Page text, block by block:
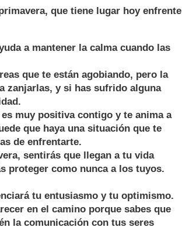
que tiene lugar hoy enfrente
a mantener la calma cuando las
que te están agobiando, pero la
zanjarlas, y si has sufrido alguna
muy positiva contigo y te anima a
que haya una situación que te
de enfrentarte.
sentirás que llegan a tu vida
proteger como nunca a los tuyos.
tu entusiasmo y tu optimismo.
en el camino porque sabes que
la comunicación con tus seres